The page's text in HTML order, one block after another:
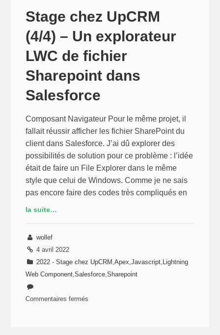
Stage chez UpCRM
(4/4) – Un explorateur
LWC de fichier
Sharepoint dans
Salesforce
Composant Navigateur Pour le même projet, il
fallait réussir afficher les fichier SharePoint du
client dans Salesforce. J’ai dû explorer des
possibilités de solution pour ce problème : l’idée
était de faire un File Explorer dans le même
style que celui de Windows. Comme je ne sais
pas encore faire des codes très compliqués en
la suite…
wollef
4 avril 2022
2022 - Stage chez UpCRM ,Apex ,Javascript
Lightning
Web Component ,Salesforce ,Sharepoint
Commentaires fermés